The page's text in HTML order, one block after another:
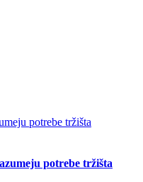
potrebe tržišta
potrebe tržišta